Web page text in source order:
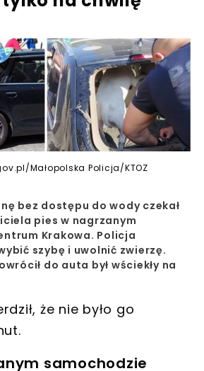
Małopolska Policja/KTOZ
bez dostępu do wody czekał
pies w nagrzanym
Krakowa. Policja
szybę i uwolnić zwierzę.
do auta był wściekły na
że nie było go
samochodzie